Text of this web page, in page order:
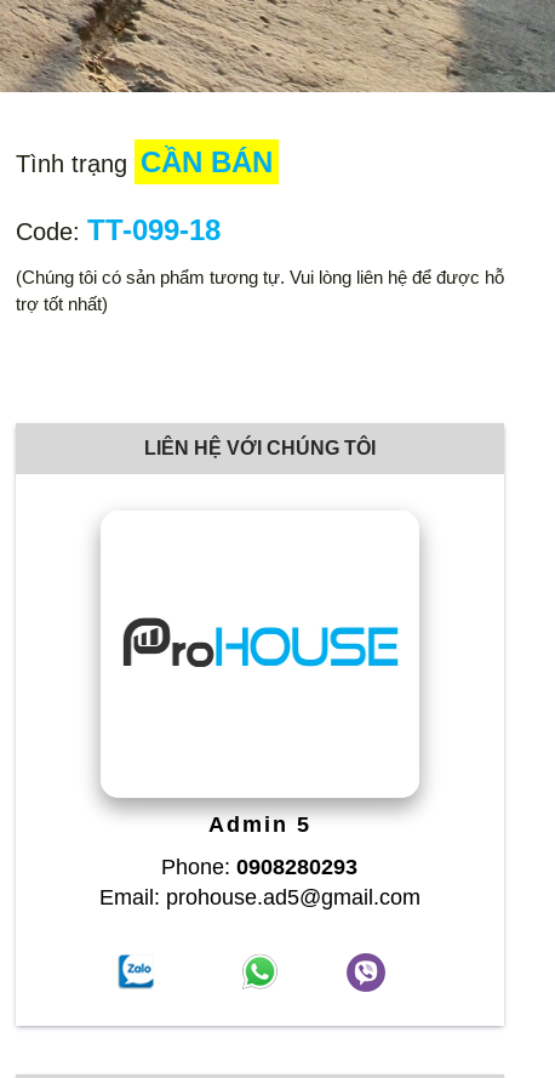
Tình trạng CẦN BÁN
Code: TT-099-18
(Chúng tôi có sản phẩm tương tự. Vui lòng liên hệ để được hỗ
trợ tốt nhất)
LIÊN HỆ VỚI CHÚNG TÔI
Admin 5
Phone:0908280293
Email: prohouse.ad5@gmail.com